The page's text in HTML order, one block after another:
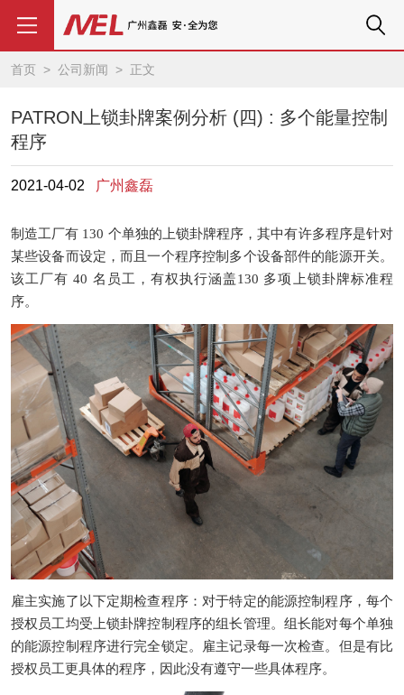
首页 > 公司新闻 > 正文
PATRON上锁卦牌案例分析 (四) : 多个能量控制
程序
2021-04-02 广州鑫磊
制造工厂有 130 个单独的上锁卦牌程序，其中有许多程序是针对
某些设备而设定，而且一个程序控制多个设备部件的能源开关。
该工厂有 40 名员工，有权执行涵盖130 多项上锁卦牌标准程
序。
雇主实施了以下定期检查程序：对于特定的能源控制程序，每个
授权员工均受上锁卦牌控制程序的组长管理。组长能对每个单独
的能源控制程序进行完全锁定。
雇主记录每一次检查。但是有比
授权员工更具体的程序，因此没有遵守一些具体程序。